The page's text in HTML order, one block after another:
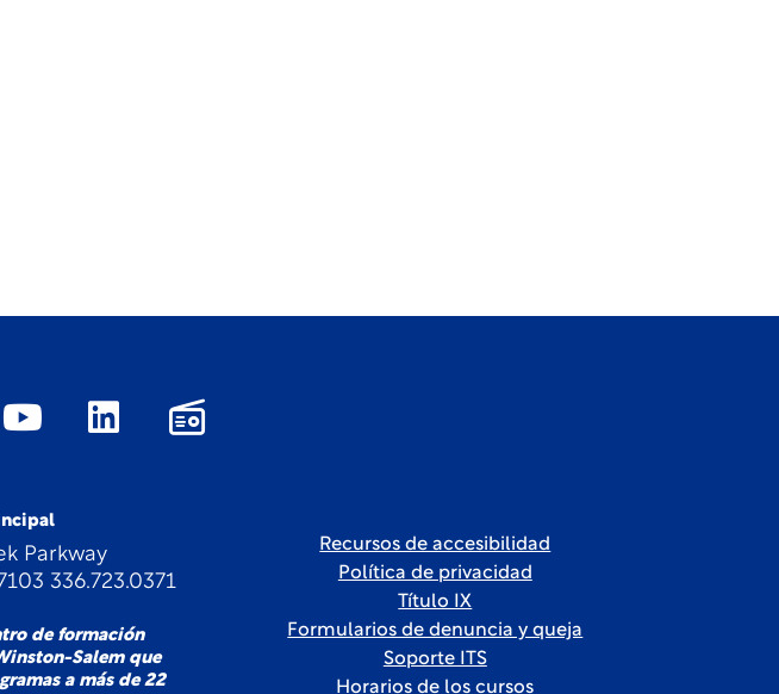
Parkway
336.723.0371
de formación
Salem que
a más de 22
Recursos de accesibilidad
Política de privacidad
Título IX
Formularios de denuncia y queja
Soporte ITS
Horarios de los cursos